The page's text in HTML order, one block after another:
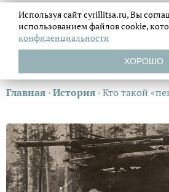
Главная ›История ›Кто такой
Используя сайт cyrillitsa.ru, Вы
использованием файловcookie,
конфиденциальности
ХОРОШО